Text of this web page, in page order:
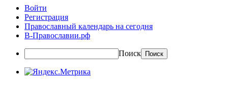
Войти
Регистрация
Православный календарь на сегодня
В-Православии.рф
Поиск